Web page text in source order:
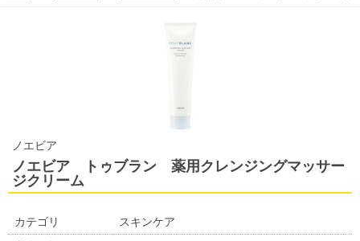
ノエビア
ノエビア トゥブラン 薬用クレンジングマッサー
ジクリーム
カテゴリ
スキンケア